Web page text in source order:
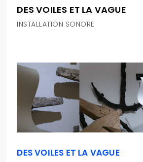
DES VOILES ET LA VAGUE
INSTALLATION SONORE
DES VOILES ET LA VAGUE